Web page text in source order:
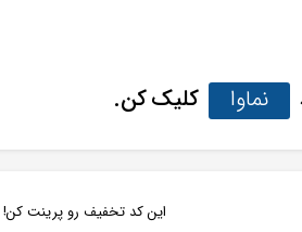
نماوا کلیک کن.
این کد تخفیف رو پرینت کن!